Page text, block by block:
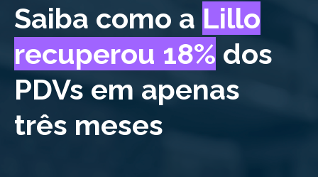
Saiba como a Lillo
recuperou 18% dos
PDVs em apenas
três meses